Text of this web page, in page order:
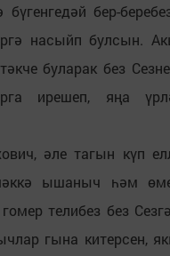
бүгенгедәй бер-
насыйп булсын.
буларак без
ирешеп, яңа
әле тагын күп
ышаныч һәм
телибез без
гына китерсен,